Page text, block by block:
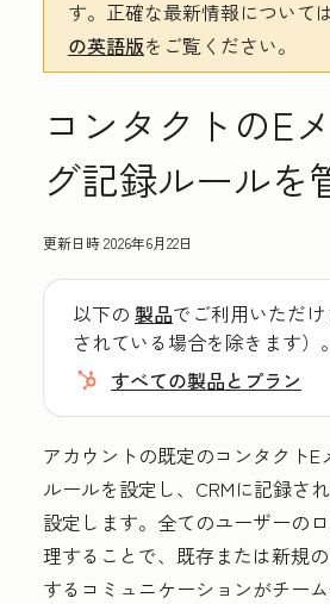
す。 正確な最新情報について
の英語版をご覧ください。
コンタクトのE
グ記録ルールを
更新日時2026年6月22日
以下の 製品でご利用いただ
されている場合を除きます）。
すべての製品とプラン
アカウントの既定のコンタクトE
ルールを設定し、CRMに記録さ
設定します。 全てのユーザーの
理することで、既存または新規
するコミュニケーションがチー